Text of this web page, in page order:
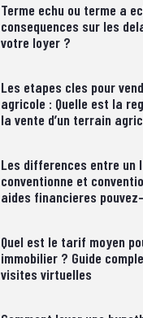
Terme echu ou terme a
consequences sur les
votre loyer ?
Les etapes cles pour
agricole : Quelle est la
la vente d’un terrain
Les differences entre un
conventionne et
aides financieres
Quel est le tarif moyen
immobilier ? Guide
visites virtuelles